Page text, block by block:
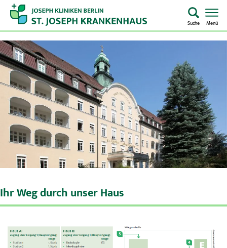
Suche Menü
Startseite
Home
Notaufnahme
Kliniken & Zentren
Aufenthalt & Besuch
Über uns
Karriere
Ihr Weg durch unser Haus